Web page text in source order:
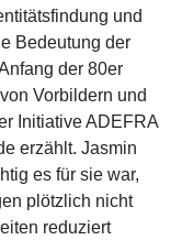
und
Bedeutung der
der 80er
Vorbildern und
Initiative ADEFRA
erzählt. Jasmin
es für sie war,
plötzlich nicht
reduziert